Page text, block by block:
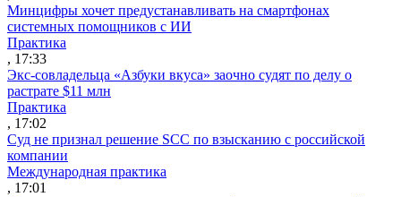
Минцифры хочет предустанавливать на смартфонах
системных помощников с ИИ
Практика
, 17:33
Экс-совладельца «Азбуки вкуса» заочно судят по делу о
растрате $11 млн
Практика
, 17:02
Суд не признал решение SCC по взысканию с российской
компании
Международная практика
, 17:01